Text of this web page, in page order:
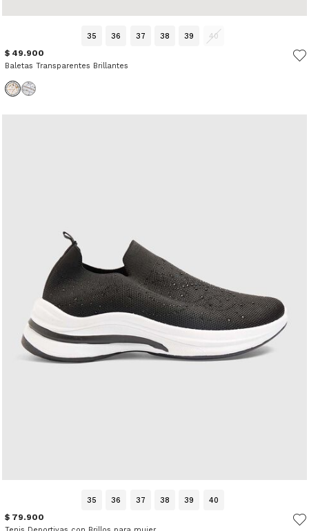
35 36 37 38 39 40
$ 49.900
Baletas Transparentes Brillantes
35 36 37 38 39 40
$ 79.900